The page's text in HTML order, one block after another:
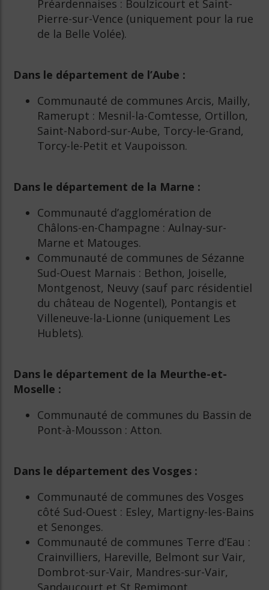
Préardennaises : Boulzicourt et Saint-
Pierre-sur-Vence (uniquement pour la rue
de la Belle Volée).
Dans le département de l’Aube :
Communauté de communes Arcis, Mailly,
Ramerupt : Mesnil-la-Comtesse, Ortillon,
Saint-Nabord-sur-Aube, Torcy-le-Grand,
Torcy-le-Petit et Vaupoisson.
Dans le département de la Marne :
Communauté d’agglomération de
Châlons-en-Champagne : Aulnay-sur-
Marne et Matouges.
Communauté de communes de Sézanne
Sud-Ouest Marnais : Bethon, Joiselle,
Montgenost, Neuvy (sauf parc résidentiel
du château de Nogentel), Pontangis et
Villeneuve-la-Lionne (uniquement Les
Hublets).
Dans le département de la Meurthe-et-
Moselle :
Communauté de communes du Bassin de
Pont-à-Mousson : Atton.
Dans le département des Vosges :
Communauté de communes des Vosges
côté Sud-Ouest : Esley, Martigny-les-Bains
et Senonges.
Communauté de communes Terre d’Eau :
Crainvilliers, Hareville, Belmont sur Vair,
Dombrot-sur-Vair, Mandres-sur-Vair,
Sandaucourt et St Remimont.